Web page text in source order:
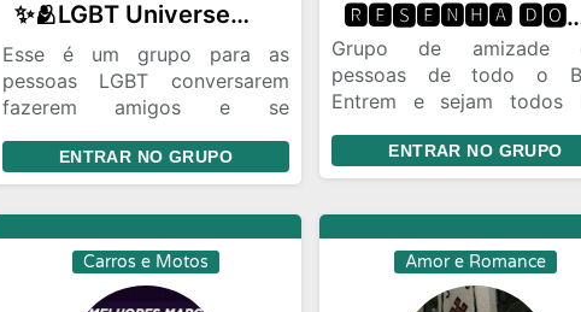
✨🫂LGBT Universe🏳️‍🌈🪽
Esse é um grupo para as
pessoas LGBT conversarem
fazerem amigos e se
pelo que eles são é um lugar
onde queremos ter respeito e
paz uns com os outros
ENTRAR NO GRUPO
🆁🅴🆂🅴🅽🅷🅰 🅳🅾🆂
Grupo de amizade
pessoas de todo o
Entrem e sejam todos
divertir com amigos de
região do Brasil
ENTRAR NO GRUPO
Carros e Motos Amor e Romance